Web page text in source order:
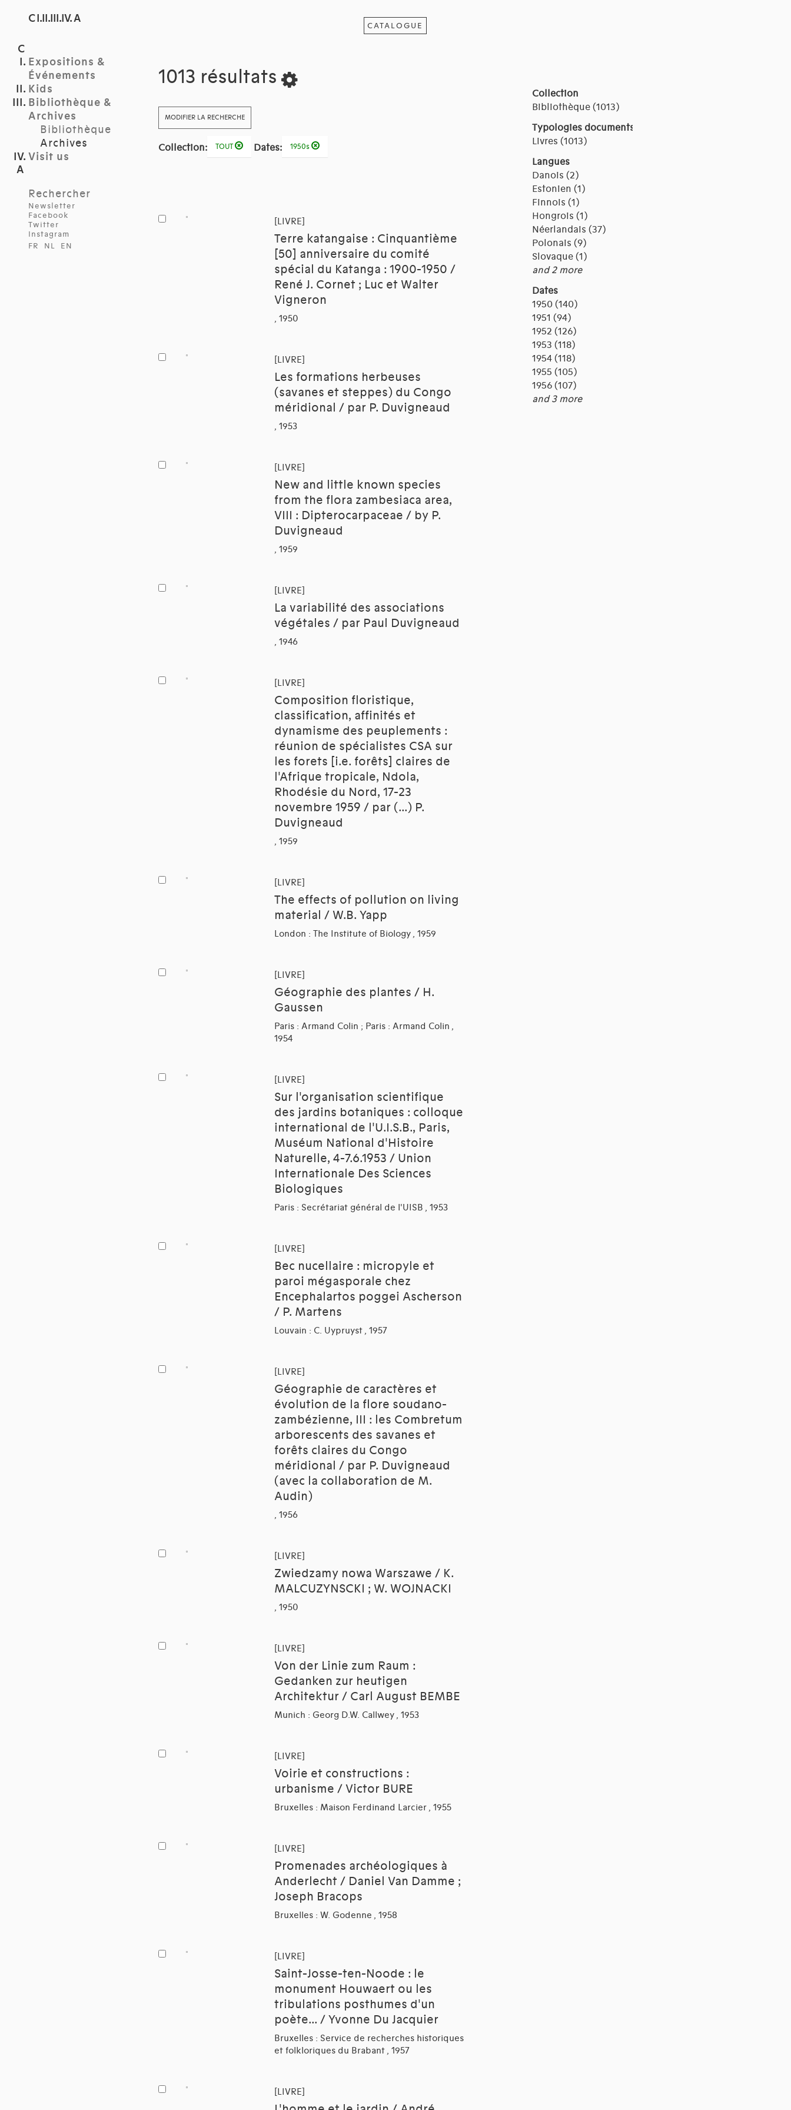
C I.II.III.IV. A
Expositions &
Événements
Kids
Bibliothèque &
Archives
Bibliothèque
Archives
Visit us
Rechercher
Newsletter
Facebook
Twitter
Instagram
FR
NL EN
CATALOGUE
1013 résultats
MODIFIER LA RECHERCHE
Collection: TOUT Dates: 1950s
[LIVRE]
Terre katangaise : Cinquantième
[50] anniversaire du comité
spécial du Katanga : 1900-1950 /
René J. Cornet ; Luc et Walter
Vigneron
, 1950
[LIVRE]
Les formations herbeuses
(savanes et steppes) du Congo
méridional / par P. Duvigneaud
, 1953
[LIVRE]
New and little known species
from the flora zambesiaca area,
VIII : Dipterocarpaceae / by P.
Duvigneaud
, 1959
[LIVRE]
La variabilité des associations
végétales / par Paul Duvigneaud
, 1946
[LIVRE]
Composition floristique,
classification, affinités et
dynamisme des peuplements :
réunion de spécialistes CSA sur
les forets [i.e. forêts] claires de
l'Afrique tropicale, Ndola,
Rhodésie du Nord, 17-23
novembre 1959 / par (...) P.
Duvigneaud
, 1959
[LIVRE]
The effects of pollution on living
material / W.B. Yapp
London : The Institute of Biology , 1959
[LIVRE]
Géographie des plantes / H.
Gaussen
Paris : Armand Colin ; Paris : Armand Colin ,
1954
[LIVRE]
Sur l'organisation scientifique
des jardins botaniques : colloque
international de l'U.I.S.B., Paris,
Muséum National d'Histoire
Naturelle, 4-7.6.1953 / Union
Internationale Des Sciences
Biologiques
Paris : Secrétariat général de l'UISB , 1953
[LIVRE]
Bec nucellaire : micropyle et
paroi mégasporale chez
Encephalartos poggei Ascherson
/ P. Martens
Louvain : C. Uypruyst , 1957
[LIVRE]
Géographie de caractères et
évolution de la flore soudano-
zambézienne, III : les Combretum
arborescents des savanes et
forêts claires du Congo
méridional / par P. Duvigneaud
(avec la collaboration de M.
Audin)
, 1956
[LIVRE]
Zwiedzamy nowa Warszawe / K.
MALCUZYNSCKI ; W. WOJNACKI
, 1950
[LIVRE]
Von der Linie zum Raum :
Gedanken zur heutigen
Architektur / Carl August BEMBE
Munich : Georg D.W. Callwey , 1953
[LIVRE]
Voirie et constructions :
urbanisme / Victor BURE
Bruxelles : Maison Ferdinand Larcier , 1955
[LIVRE]
Promenades archéologiques à
Anderlecht / Daniel Van Damme ;
Joseph Bracops
Bruxelles : W. Godenne , 1958
[LIVRE]
Saint-Josse-ten-Noode : le
monument Houwaert ou les
tribulations posthumes d'un
poète... / Yvonne Du Jacquier
Bruxelles : Service de recherches historiques
et folkloriques du Brabant , 1957
[LIVRE]
Collection
Bibliothèque (1013)
Typologies documents
Livres (1013)
Langues
Danois (2)
Estonien (1)
Finnois (1)
Hongrois (1)
Néerlandais (37)
Polonais (9)
Slovaque (1)
and 2 more
Dates
1950 (140)
1951 (94)
1952 (126)
1953 (118)
1954 (118)
1955 (105)
1956 (107)
and 3 more